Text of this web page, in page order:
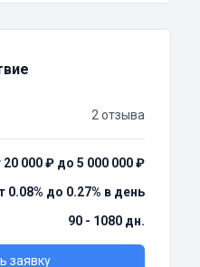
2 отзыва
20 000 ₽ до 5 000 000 ₽
0.08% до 0.27% в день
90 - 1080 дн.
заявку